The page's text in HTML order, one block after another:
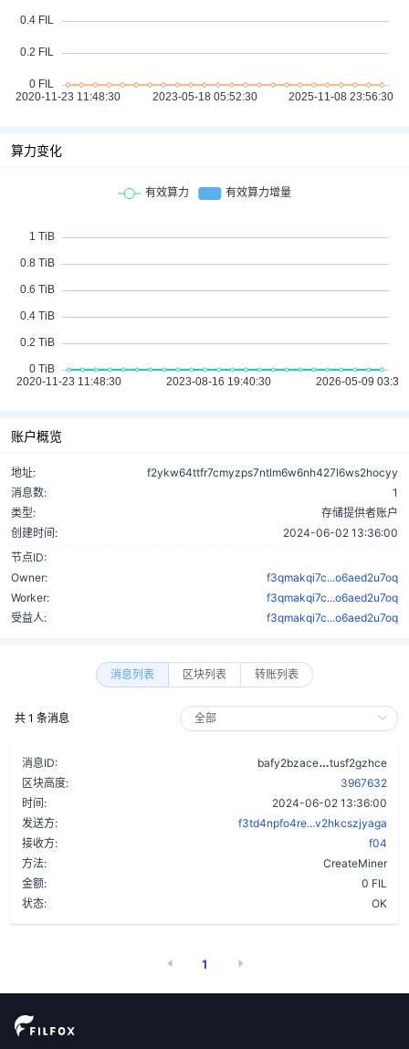
算力变化
账户概览
地址:
f2ykw64ttfr7cmyzps7ntlm6w6nh427l6ws2hocyy
消息数:
1
类型:
存储提供者账户
创建时间:
2024-06-02 13:36:00
节点ID:
Owner:
f3qmakqi7c...o6aed2u7oq
Worker:
f3qmakqi7c...o6aed2u7oq
受益人:
f3qmakqi7c...o6aed2u7oq
消息列表 区块列表 转账列表
共 1 条消息
消息ID: bafy2bzace
tusf2gzhce
区块高度:
3967632
时间:
2024-06-02 13:36:00
发送方:
f3td4npfo4re...v2hkcszjyaga
接收方:
f04
方法:
CreateMiner
金额:
0 FIL
状态:
OK
1